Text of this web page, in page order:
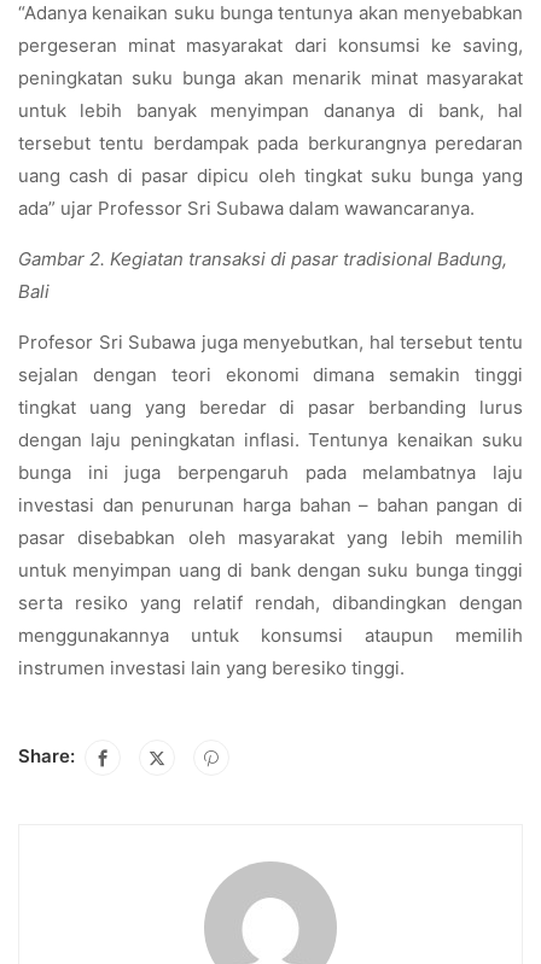
“Adanya kenaikan suku bunga tentunya akan menyebabkan
pergeseran minat masyarakat dari konsumsi ke saving,
peningkatan suku bunga akan menarik minat masyarakat
untuk lebih banyak menyimpan dananya di bank, hal
tersebut tentu berdampak pada berkurangnya peredaran
uang cash di pasar dipicu oleh tingkat suku bunga yang
ada” ujar Professor Sri Subawa dalam wawancaranya.
Gambar 2. Kegiatan transaksi di pasar tradisional Badung,
Bali
Profesor Sri Subawa juga menyebutkan, hal tersebut tentu
sejalan dengan teori ekonomi dimana semakin tinggi
tingkat uang yang beredar di pasar berbanding lurus
dengan laju peningkatan inflasi. Tentunya kenaikan suku
bunga ini juga berpengaruh pada melambatnya laju
investasi dan penurunan harga bahan – bahan pangan di
pasar disebabkan oleh masyarakat yang lebih memilih
untuk menyimpan uang di bank dengan suku bunga tinggi
serta resiko yang relatif rendah, dibandingkan dengan
menggunakannya untuk konsumsi ataupun memilih
instrumen investasi lain yang beresiko tinggi.
Share: